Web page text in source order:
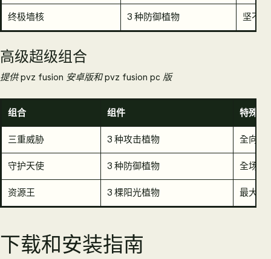
终极墙核 3 种防御植物 坚不
高级超级组合
提供 pvz fusion 安卓版和 pvz fusion pc 版
组合 组件 特殊能
三重威胁 3 种攻击植物 全向攻
守护天使 3 种防御植物 全场保
资源王 3 棵阳光植物 最大资
下载和安装指南